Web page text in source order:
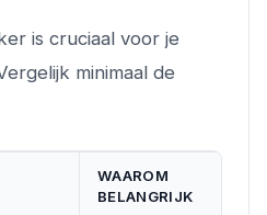
is cruciaal voor je
minimaal de
WAAROM
BELANGRIJK